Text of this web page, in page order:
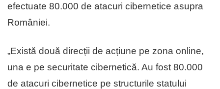
efectuate 80.000 de atacuri cibernetice asupra
României.
„Există două direcții de acțiune pe zona online,
una e pe securitate cibernetică. Au fost 80.000
de atacuri cibernetice pe structurile statului